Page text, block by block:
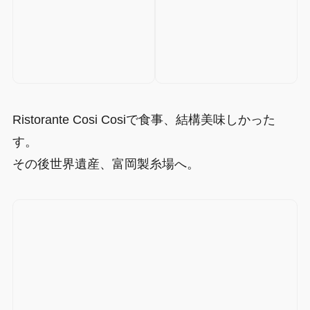
Ristorante Cosi Cosiで食事、結構美味しかった
す。
その後世界遺産、富岡製糸場へ。